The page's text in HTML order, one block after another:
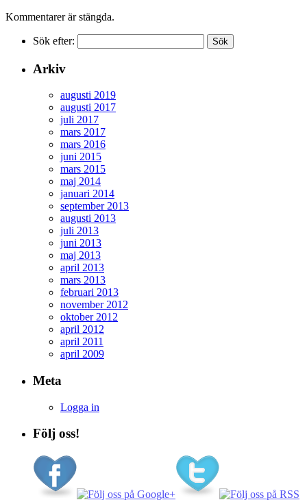
Kommentarer är stängda.
Sök efter:
Arkiv
augusti 2019
augusti 2017
juli 2017
mars 2017
mars 2016
juni 2015
mars 2015
maj 2014
januari 2014
september 2013
augusti 2013
juli 2013
juni 2013
maj 2013
april 2013
mars 2013
februari 2013
november 2012
oktober 2012
april 2012
april 2011
april 2009
Meta
Logga in
Följ oss!